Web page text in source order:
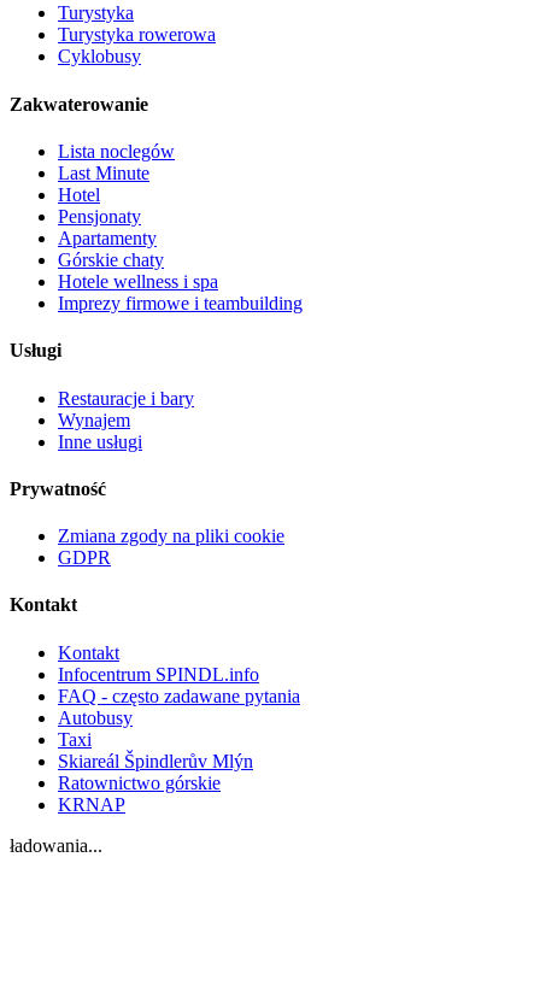
Turystyka
Turystyka rowerowa
Cyklobusy
Zakwaterowanie
Lista noclegów
Last Minute
Hotel
Pensjonaty
Apartamenty
Górskie chaty
Hotele wellness i spa
Imprezy firmowe i teambuilding
Usługi
Restauracje i bary
Wynajem
Inne usługi
Prywatność
Zmiana zgody na pliki cookie
GDPR
Kontakt
Kontakt
Infocentrum SPINDL.info
FAQ - często zadawane pytania
Autobusy
Taxi
Skiareál Špindlerův Mlýn
Ratownictwo górskie
KRNAP
ładowania...